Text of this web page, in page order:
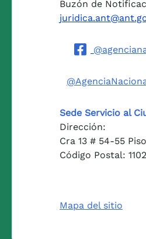
Buzón de
Sede Servicio al
Dirección:
Cra 13 # 54-55
Código Postal:
Mapa del sitio